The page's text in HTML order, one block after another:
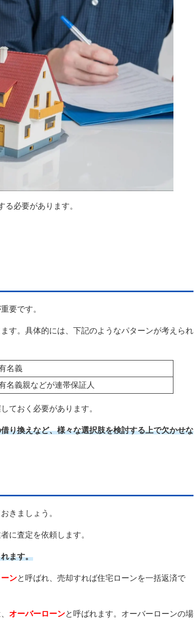
必要があります。
要です。
す。具体的には、下記のようなパターンが考えられ
名義
名義親などが連帯保証人
ておく必要があります。
り換えなど、様々な選択肢を検討する上で欠かせな
きましょう。
に査定を依頼します。
ます。
ンと呼ばれ、売却すれば住宅ローンを一括返済で
オーバーローンと呼ばれます。オーバーローンの場